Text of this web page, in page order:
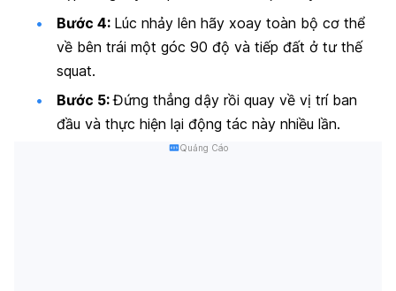
Bước 4: Lúc nhảy lên hãy xoay toàn bộ cơ thể
về bên trái một góc 90 độ và tiếp đất ở tư thế
squat.
Bước 5:Đứng thẳng dậy rồi quay về vị trí ban
đầu và thực hiện lại động tác này nhiều lần.
Quảng Cáo